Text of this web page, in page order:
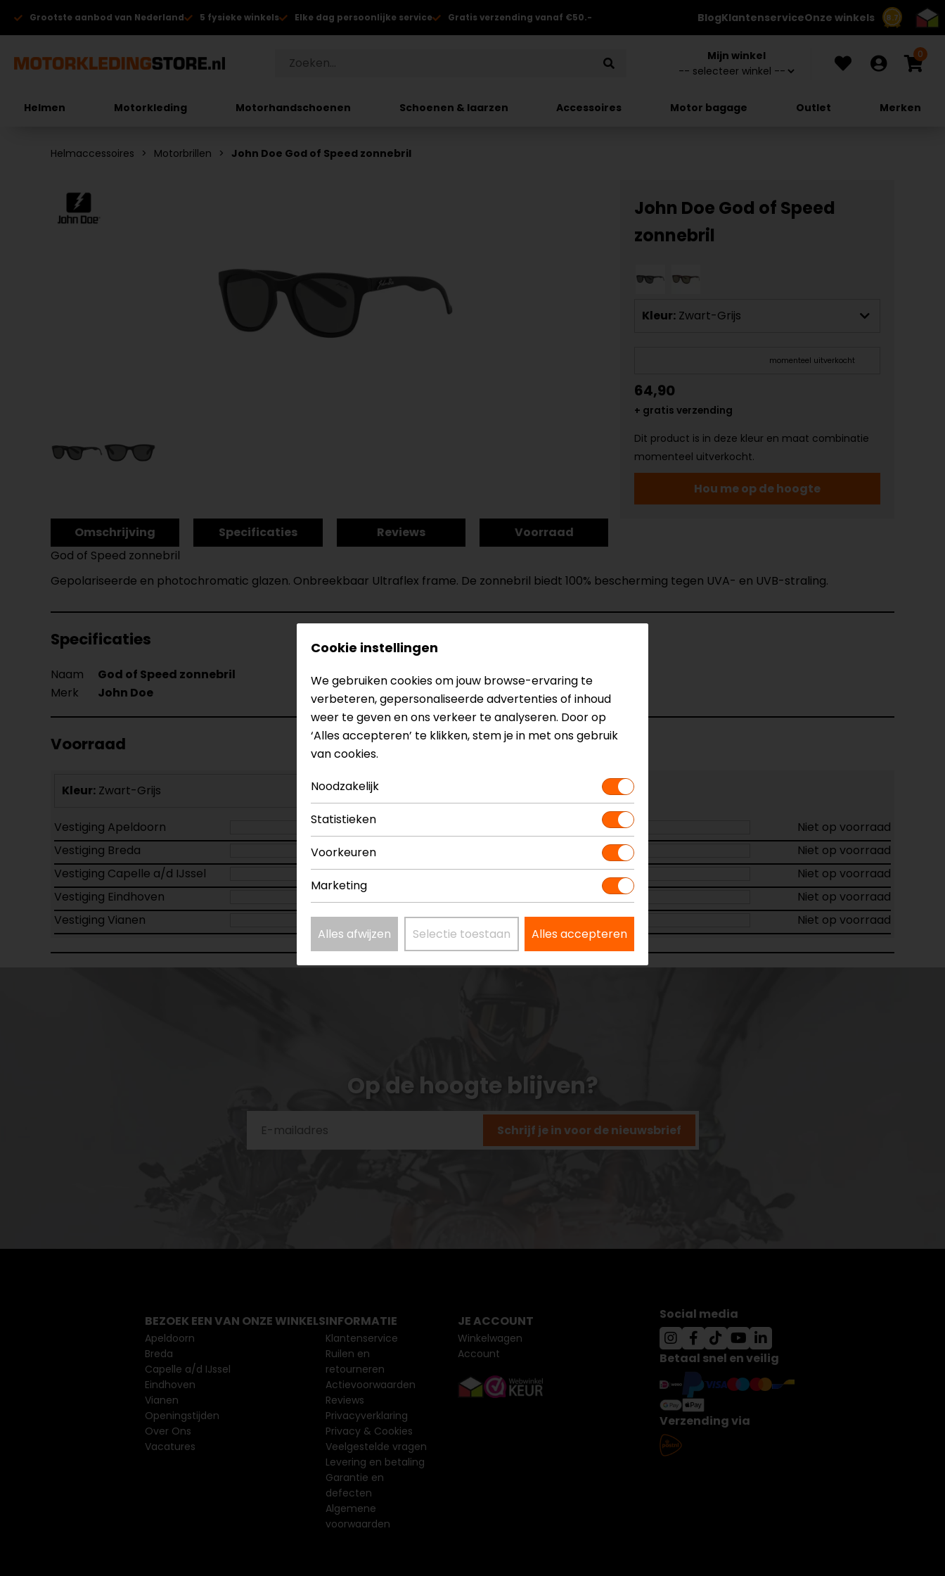
8.7
Grootste aanbod van Nederland 5 fysieke winkels Elke dag persoonlijke service Gratis verzending vanaf €50.- BlogKlantenserviceOnze winkels
Mijn winkel 0
Helmen Motorkleding Motorhandschoenen Schoenen & laarzen Accessoires Motor bagage Outlet Merken
Helmaccessoires Motorbrillen John Doe God of Speed zonnebril
John Doe God of Speed
zonnebril
Kleur: Zwart-Grijs
momenteel uitverkocht
64,90
+ gratis verzending
Dit product is in deze kleur en maat combinatie
momenteel uitverkocht.
Hou me op de hoogte
Omschrijving Specificaties Reviews
Voorraad
God of Speed zonnebril
Gepolariseerde en photochromatic glazen. Onbreekbaar Ultraflex frame. De zonnebril biedt 100% bescherming tegen UVA- en UVB-straling.
Specificaties
Naam God of Speed zonnebril Model
JD781
Merk
John Doe Kleur Zwart-Grijs
Voorraad
Kleur: Zwart-Grijs
Vestiging Apeldoorn
Niet op voorraad
Vestiging Breda
Niet op voorraad
Vestiging Capelle a/d IJssel
Niet op voorraad
Vestiging Eindhoven
Niet op voorraad
Vestiging Vianen
Niet op voorraad
Op de hoogte blijven?
Schrijf je in voor de nieuwsbrief
Cookie instellingen
We gebruiken cookies om jouw browse-ervaring te
verbeteren, gepersonaliseerde advertenties of inhoud
weer te geven en ons verkeer te analyseren. Door op
‘Alles accepteren’ te klikken, stem je in met ons gebruik
van cookies.
Noodzakelijk
Statistieken
Voorkeuren
Marketing
Alles afwijzen Selectie toestaan Alles accepteren
BEZOEK EEN VAN ONZE WINKELS
Apeldoorn
Breda
Capelle a/d IJssel
Eindhoven
Vianen
Openingstijden
Over Ons
Vacatures
INFORMATIE
Klantenservice
Ruilen en
retourneren
Actievoorwaarden
Reviews
Privacyverklaring
Privacy & Cookies
Veelgestelde vragen
Levering en betaling
Garantie en
defecten
Algemene
voorwaarden
JE ACCOUNT
Winkelwagen
Account
Social media
Betaal snel en veilig
Verzending via